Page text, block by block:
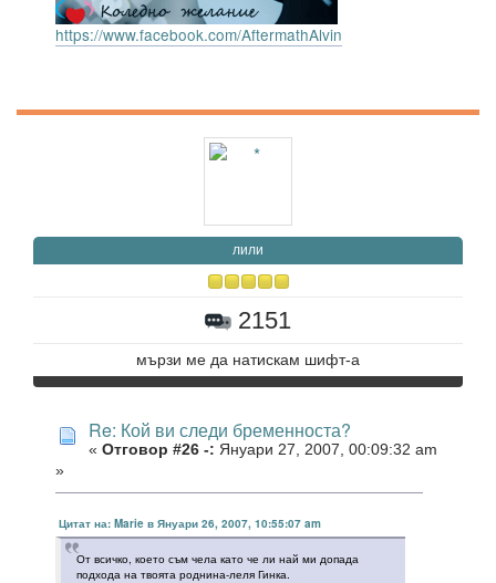
https://www.facebook.com/AftermathAlvin
лили
2151
мързи ме да натискам шифт-а
Re: Кой ви следи бременноста?
« Отговор #26 -: Януари 27, 2007, 00:09:32 am
»
Цитат на: Marie в Януари 26, 2007, 10:55:07 am
От всичко, което съм чела като че ли най ми допада
подхода на твоята роднина-леля Гинка.